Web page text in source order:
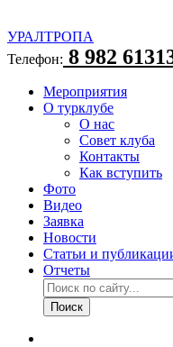
УРАЛТРОПА
Телефон: 8 982
Мероприятия
О турклубе
О нас
Совет клуба
Контакты
Как вступить
Фото
Видео
Заявка
Новости
Статьи и
Отчеты